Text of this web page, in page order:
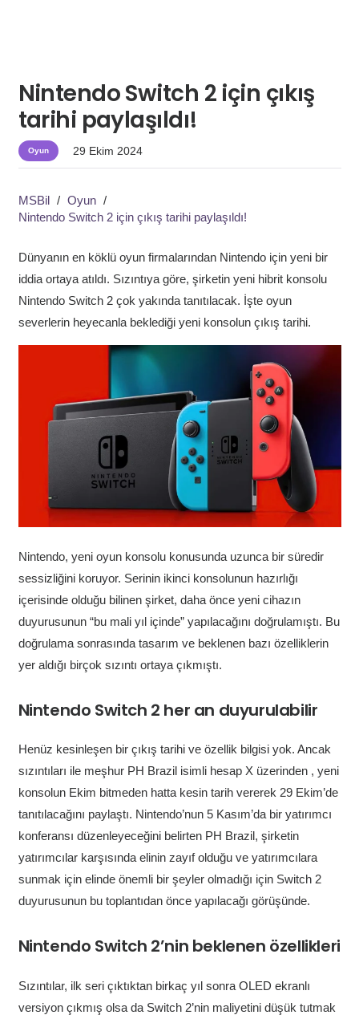
Nintendo Switch 2 için çıkış
tarihi paylaşıldı!
Oyun 29 Ekim 2024
MSBil / Oyun /
Nintendo Switch 2 için çıkış tarihi paylaşıldı!
Dünyanın en köklü oyun firmalarından Nintendo için yeni bir
iddia ortaya atıldı. Sızıntıya göre, şirketin yeni hibrit konsolu
Nintendo Switch 2 çok yakında tanıtılacak. İşte oyun
severlerin heyecanla beklediği yeni konsolun çıkış tarihi.
Nintendo, yeni oyun konsolu konusunda uzunca bir süredir
sessizliğini koruyor. Serinin ikinci konsolunun hazırlığı
içerisinde olduğu bilinen şirket, daha önce yeni cihazın
duyurusunun “bu mali yıl içinde” yapılacağını doğrulamıştı. Bu
doğrulama sonrasında tasarım ve beklenen bazı özelliklerin
yer aldığı birçok sızıntı ortaya çıkmıştı.
Nintendo Switch 2 her an duyurulabilir
Henüz kesinleşen bir çıkış tarihi ve özellik bilgisi yok. Ancak
sızıntıları ile meşhur PH Brazil isimli hesap X üzerinden , yeni
konsolun Ekim bitmeden hatta kesin tarih vererek 29 Ekim’de
tanıtılacağını paylaştı. Nintendo’nun 5 Kasım’da bir yatırımcı
konferansı düzenleyeceğini belirten PH Brazil, şirketin
yatırımcılar karşısında elinin zayıf olduğu ve yatırımcılara
sunmak için elinde önemli bir şeyler olmadığı için Switch 2
duyurusunun bu toplantıdan önce yapılacağı görüşünde.
Nintendo Switch 2’nin beklenen özellikleri
Sızıntılar, ilk seri çıktıktan birkaç yıl sonra OLED ekranlı
versiyon çıkmış olsa da Switch 2’nin maliyetini düşük tutmak